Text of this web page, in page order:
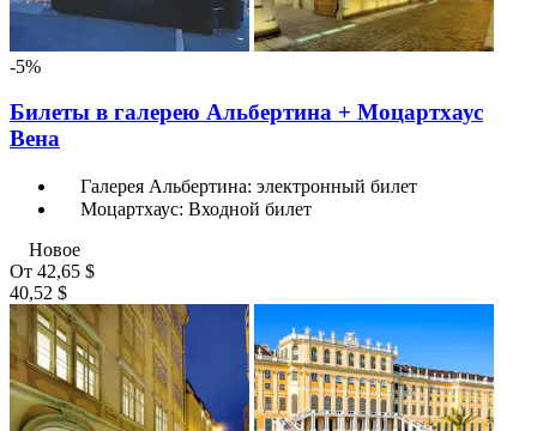
-5%
Билеты в галерею Альбертина + Моцартхаус
Вена
Галерея Альбертина: электронный билет
Моцартхаус: Входной билет
Новое
От 42,65 $
40,52 $